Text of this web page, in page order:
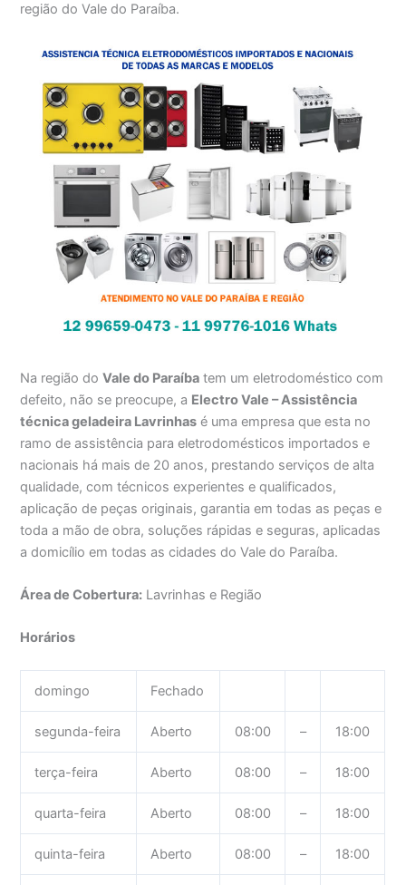
região do Vale do Paraíba.
Na região doVale do Paraíba tem um eletrodoméstico com
defeito, não se preocupe, a Electro Vale – Assistência
técnica geladeira Lavrinhas é uma empresa que esta no
ramo de assistência para eletrodomésticos importados e
nacionais há mais de 20 anos, prestando serviços de alta
qualidade, com técnicos experientes e qualificados,
aplicação de peças originais, garantia em todas as peças e
toda a mão de obra, soluções rápidas e seguras, aplicadas
a domicílio em todas as cidades do Vale do Paraíba.
Área de Cobertura: Lavrinhas e Região
Horários
domingo Fechado
segunda-feira Aberto 08:00 – 18:00
terça-feira Aberto 08:00 – 18:00
quarta-feira Aberto 08:00 – 18:00
quinta-feira Aberto 08:00 – 18:00